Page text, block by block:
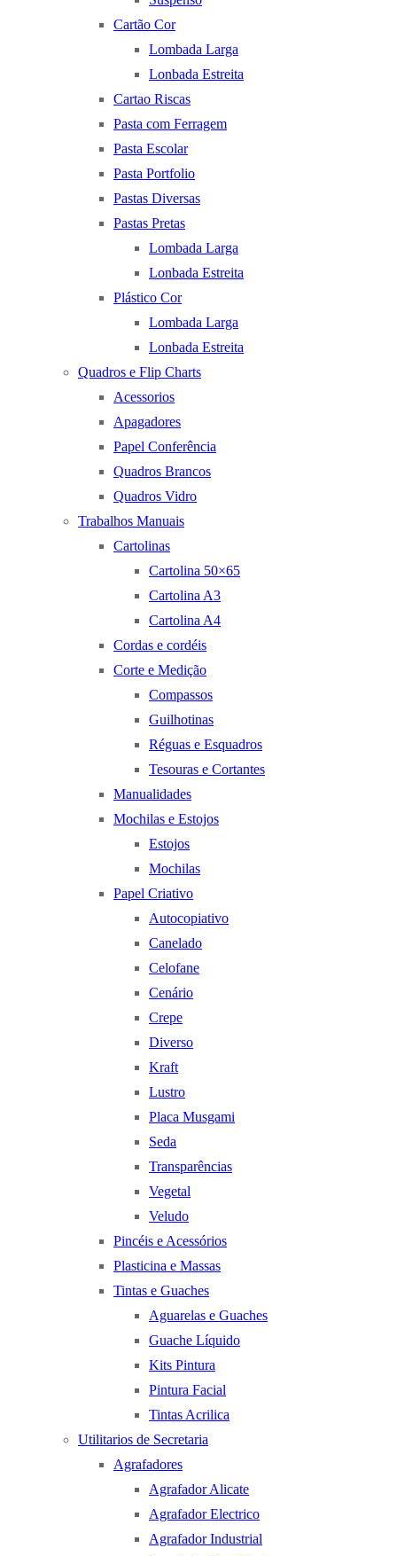
Cartão Cor
Lombada Larga
Lonbada Estreita
Cartao Riscas
Pasta com Ferragem
Pasta Escolar
Pasta Portfolio
Pastas Diversas
Pastas Pretas
Lombada Larga
Lonbada Estreita
Plástico Cor
Lombada Larga
Lonbada Estreita
Quadros e Flip Charts
Acessorios
Apagadores
Papel Conferência
Quadros Brancos
Quadros Vidro
Trabalhos Manuais
Cartolinas
Cartolina 50×65
Cartolina A3
Cartolina A4
Cordas e cordéis
Corte e Medição
Compassos
Guilhotinas
Réguas e Esquadros
Tesouras e Cortantes
Manualidades
Mochilas e Estojos
Estojos
Mochilas
Papel Criativo
Autocopiativo
Canelado
Celofane
Cenário
Crepe
Diverso
Kraft
Lustro
Placa Musgami
Seda
Transparências
Vegetal
Veludo
Pincéis e Acessórios
Plasticina e Massas
Tintas e Guaches
Aguarelas e Guaches
Guache Líquido
Kits Pintura
Pintura Facial
Tintas Acrilica
Utilitarios de Secretaria
Agrafadores
Agrafador Alicate
Agrafador Electrico
Agrafador Industrial